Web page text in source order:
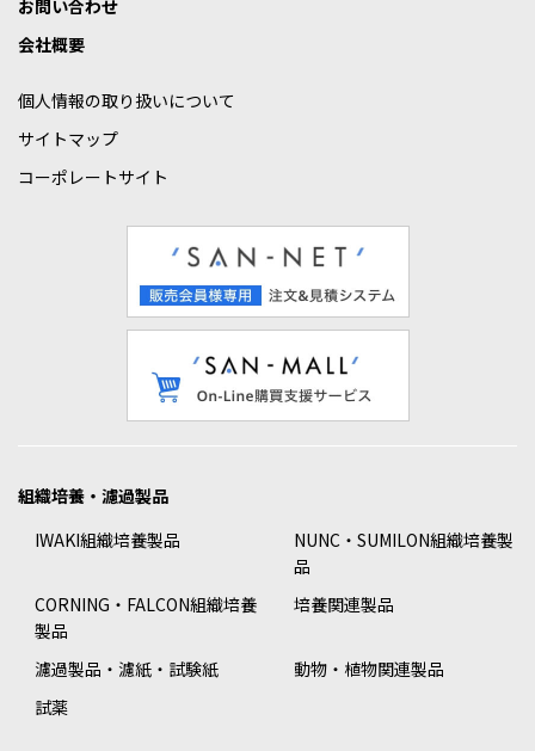
お問い合わせ
会社概要
個人情報の取り扱いについて
サイトマップ
コーポレートサイト
組織培養・濾過製品
IWAKI組織培養製品
NUNC・SUMILON組織培養製
品
CORNING・FALCON組織培養
製品
培養関連製品
濾過製品・濾紙・試験紙
動物・植物関連製品
試薬